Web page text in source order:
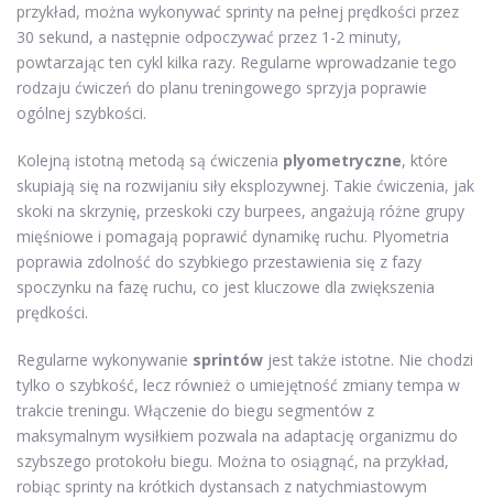
przykład, można wykonywać sprinty na pełnej prędkości przez
30 sekund, a następnie odpoczywać przez 1-2 minuty,
powtarzając ten cykl kilka razy. Regularne wprowadzanie tego
rodzaju ćwiczeń do planu treningowego sprzyja poprawie
ogólnej szybkości.
Kolejną istotną metodą są ćwiczenia plyometryczne, które
skupiają się na rozwijaniu siły eksplozywnej. Takie ćwiczenia, jak
skoki na skrzynię, przeskoki czy burpees, angażują różne grupy
mięśniowe i pomagają poprawić dynamikę ruchu. Plyometria
poprawia zdolność do szybkiego przestawienia się z fazy
spoczynku na fazę ruchu, co jest kluczowe dla zwiększenia
prędkości.
Regularne wykonywanie sprintów jest także istotne. Nie chodzi
tylko o szybkość, lecz również o umiejętność zmiany tempa w
trakcie treningu. Włączenie do biegu segmentów z
maksymalnym wysiłkiem pozwala na adaptację organizmu do
szybszego protokołu biegu. Można to osiągnąć, na przykład,
robiąc sprinty na krótkich dystansach z natychmiastowym